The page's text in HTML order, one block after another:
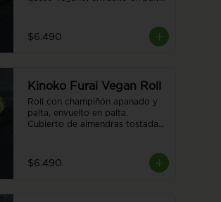
$6.490
Kinoko Furai Vegan Roll
Roll con champiñón apanado y
palta, envuelto en palta.
Cubierto de almendras tostadas.
$6.490